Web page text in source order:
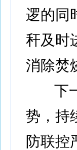
逻的同
秆及时
消除焚
下
势，持
防联控